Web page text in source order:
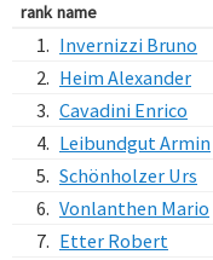
rank name
1. Invernizzi Bruno
2. Heim Alexander
3. Cavadini Enrico
4. Leibundgut Armin
5. Schönholzer Urs
6. Vonlanthen Mario
7. Etter Robert